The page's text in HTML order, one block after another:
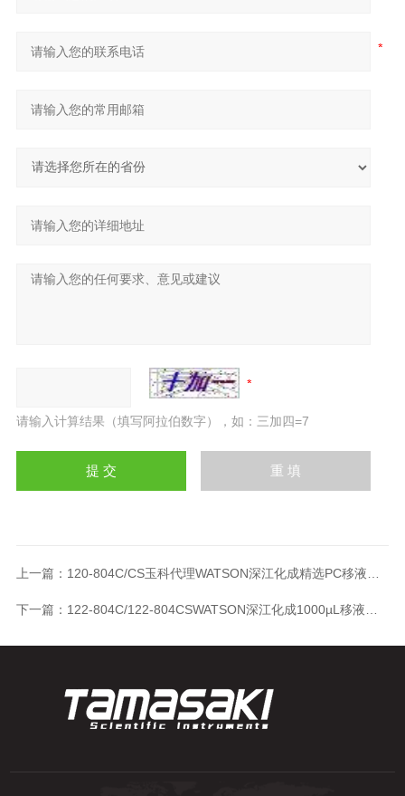
请输入计算结果（填写阿拉伯数字），如：三加四=7
上一篇： 120-804C/CS玉科代理WATSON深江化成精选PC移液吸头
下一篇： 122-804C/122-804CSWATSON深江化成1000µL移液长吸头带刻度